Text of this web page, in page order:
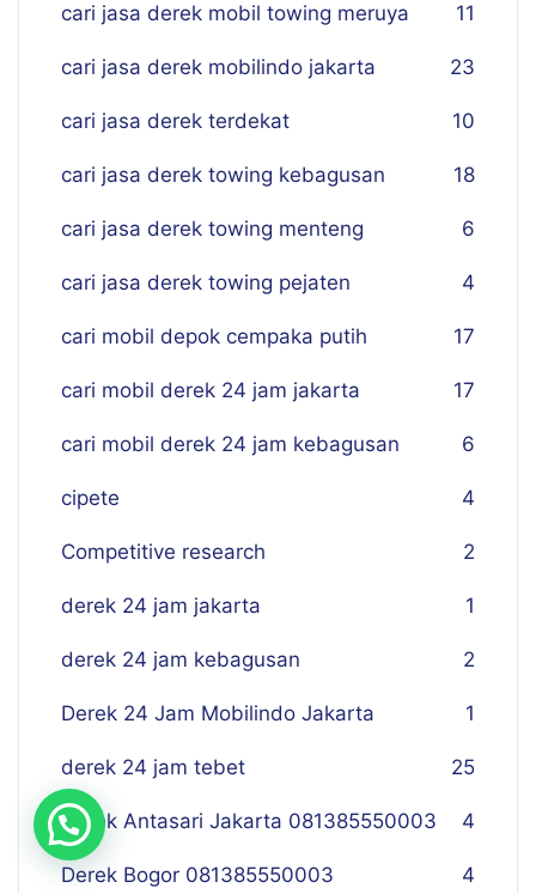
cari jasa derek mobil towing meruya 11
cari jasa derek mobilindo jakarta 23
cari jasa derek terdekat 10
cari jasa derek towing kebagusan 18
cari jasa derek towing menteng 6
cari jasa derek towing pejaten 4
cari mobil depok cempaka putih 17
cari mobil derek 24 jam jakarta 17
cari mobil derek 24 jam kebagusan 6
cipete 4
Competitive research 2
derek 24 jam jakarta 1
derek 24 jam kebagusan 2
Derek 24 Jam Mobilindo Jakarta 1
derek 24 jam tebet 25
Derek Antasari Jakarta 081385550003 4
Derek Bogor 081385550003 4